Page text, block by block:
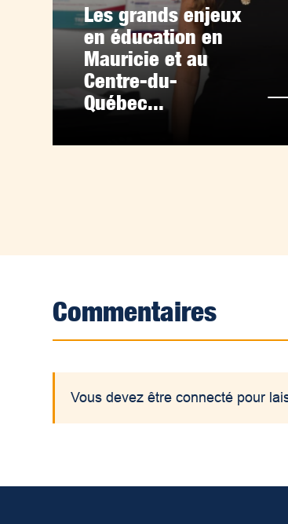
Les grands enjeux
en éducation en
Mauricie et au
Centre-du-
Québec...
Commentaires
Vous devez être connecté pour